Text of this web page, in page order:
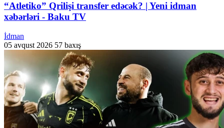
“Atletiko” Qrilişi transfer edəcək? | Yeni idman
xəbərləri - Baku TV
İdman
05 avqust 2026 57 baxış